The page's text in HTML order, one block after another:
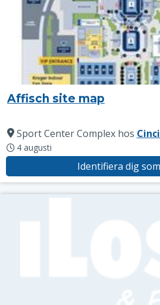
Affisch site map
Sport Center Complex hos
4 augusti
Identifiera dig